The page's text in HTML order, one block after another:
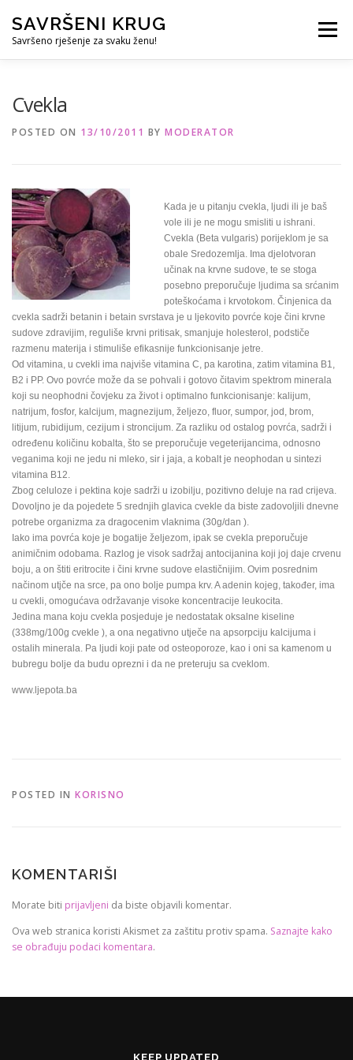
content
SAVRŠENI KRUG
Savršeno rješenje za svaku ženu!
Menu
Cvekla
POSTED ON 13/10/2011 BY MODERATOR
Kada je u pitanju cvekla, ljudi ili je baš
vole ili je ne mogu smisliti u ishrani.
Cvekla (Beta vulgaris) porijeklom je sa
obale Sredozemlja. Ima djelotvoran
učinak na krvne sudove, te se stoga
posebno preporučuje ljudima sa srćanim
poteškoćama i krvotokom. Činjenica da
cvekla sadrži betanin i betain svrstava je u ljekovito povrće koje čini krvne
sudove zdravijim, reguliše krvni pritisak, smanjuje holesterol, podstiče
razmenu materija i stimuliše efikasnije funkcionisanje jetre.
Od vitamina, u cvekli ima najviše vitamina C, pa karotina, zatim vitamina B1,
B2 i PP. Ovo povrće može da se pohvali i gotovo čitavim spektrom minerala
koji su neophodni čovjeku za život i optimalno funkcionisanje: kalijum,
natrijum, fosfor, kalcijum, magnezijum, željezo, fluor, sumpor, jod, brom,
litijum, rubidijum, cezijum i stroncijum. Za razliku od ostalog povrća, sadrži i
određenu količinu kobalta, što se preporučuje vegeterijancima, odnosno
veganima koji ne jedu ni mleko, sir i jaja, a kobalt je neophodan u sintezi
vitamina B12.
Zbog celuloze i pektina koje sadrži u izobilju, pozitivno deluje na rad crijeva.
Dovoljno je da pojedete 5 srednjih glavica cvekle da biste zadovoljili dnevne
potrebe organizma za dragocenim vlaknima (30g/dan ).
Iako ima povrća koje je bogatije željezom, ipak se cvekla preporučuje
animičnim odobama. Razlog je visok sadržaj antocijanina koji joj daje crvenu
boju, a on štiti eritrocite i čini krvne sudove elastičnijim. Ovim posrednim
načinom utjče na srce, pa ono bolje pumpa krv. A adenin kojeg, također, ima
u cvekli, omogućava održavanje visoke koncentracije leukocita.
Jedina mana koju cvekla posjeduje je nedostatak oksalne kiseline
(338mg/100g cvekle ), a ona negativno utječe na apsorpciju kalcijuma i
ostalih minerala. Pa ljudi koji pate od osteoporoze, kao i oni sa kamenom u
bubregu bolje da budu oprezni i da ne preteruju sa cveklom.
www.ljepota.ba
POSTED IN KORISNO
KOMENTARIŠI
Morate biti prijavljeni da biste objavili komentar.
Ova web stranica koristi Akismet za zaštitu protiv spama. Saznajte kako
se obrađuju podaci komentara.
KEEP UPDATED